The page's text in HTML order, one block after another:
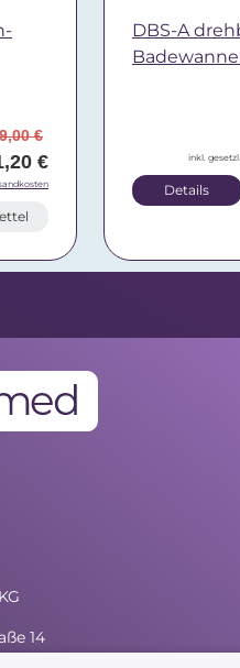
€
€
DBS-A
inkl.
Details
14